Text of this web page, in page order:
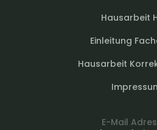
Hausarbeit
Einleitung
Hausarbeit
E-Mail